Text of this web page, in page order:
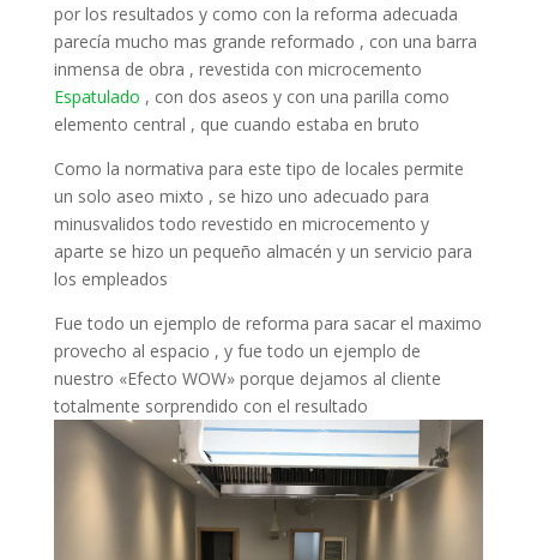
por los resultados y como con la reforma adecuada
parecía mucho mas grande reformado , con una barra
inmensa de obra , revestida con microcemento
Espatulado , con dos aseos y con una parilla como
elemento central , que cuando estaba en bruto
Como la normativa para este tipo de locales permite
un solo aseo mixto , se hizo uno adecuado para
minusvalidos todo revestido en microcemento y
aparte se hizo un pequeño almacén y un servicio para
los empleados
Fue todo un ejemplo de reforma para sacar el maximo
provecho al espacio , y fue todo un ejemplo de
nuestro «Efecto WOW» porque dejamos al cliente
totalmente sorprendido con el resultado